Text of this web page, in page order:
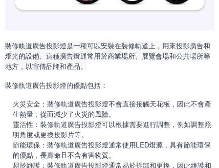
裝修軌道廣告投影燈是一種可以安裝在裝修軌道上，用來投影廣告和
燈光的設備。這種廣告燈通常用於商業場所、展覽會場和公共場所等
地方，以宣傳品牌和產品。
裝修軌道廣告投影燈的優點包括：
火災安全：裝修軌道廣告投影燈不會直接接觸天花板，因此不會產
生熱量，從而減少了火災的風險。
靈活性：裝修軌道廣告投影燈可以根據需要進行調整，例如調整照
明角度或更換投影片等。
節能環保：裝修軌道廣告投影燈通常使用LED燈源，具有節能環保
的優點，長壽命且不含有害物質。
易於維護：裝修軌道廣告投影燈通常易於拆卸和更換，因此維護和